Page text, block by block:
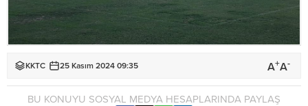
KKTC 25 Kasım 2024 09:35 A+A-
BU KONUYU SOSYAL MEDYA HESAPLARINDA PAYLAŞ